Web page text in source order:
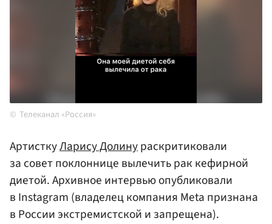
Телеканал «Россия»
АртисткуЛарису Долинураскритиковали
за совет поклоннице вылечить рак кефирной
диетой. Архивное интервью опубликовали
в Instagram (владелец компания Meta признана
в России экстремистской и запрещена).